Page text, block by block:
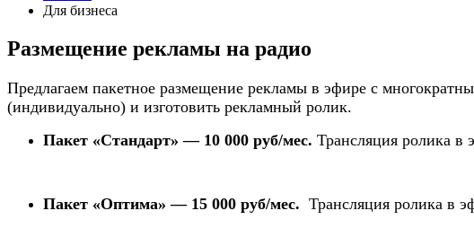
Для бизнеса
Размещение рекламы на радио
Предлагаем пакетное размещение рекламы в эфире с
(индивидуально) и изготовить рекламный ролик.
Пакет «Стандарт» — 10 000 руб/мес. Трансляция ролика в
Пакет «Оптима» — 15 000 руб/мес. Трансляция ролика в